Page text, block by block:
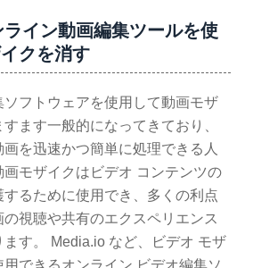
イン動画編集ツールを使
クを消す
フトウェアを使用して動画モザ
ます一般的になってきており、
を迅速かつ簡単に処理できる人
モザイクはビデオ コンテンツの
るために使用でき、多くの利点
視聴や共有のエクスペリエンス
す。 Media.io など、ビデオ モザ